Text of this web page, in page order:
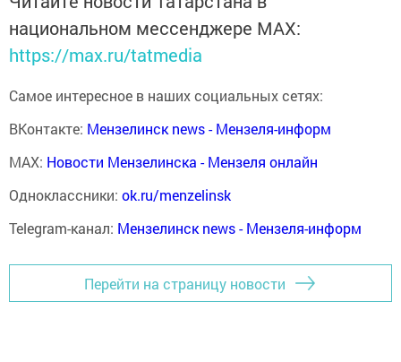
национальном мессенджере MАХ:
https://max.ru/tatmedia
Самое интересное в наших социальных сетях:
ВКонтакте: Мензелинск news - Мензеля-информ
MAX: Новости Мензелинска - Мензеля онлайн
Одноклассники: ok.ru/menzelinsk
Telegram-канал: Мензелинск news - Мензеля-информ
Перейти на страницу новости